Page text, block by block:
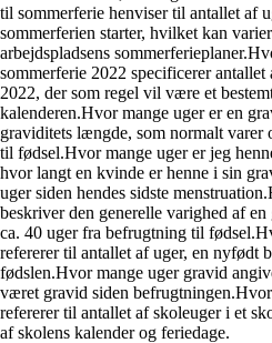
til sommerferie henviser til antallet af
sommerferien starter, hvilket kan
arbejdspladsens
sommerferie 2022 specificerer
2022, der som regel vil være et
kalenderen.Hvor mange uger er en
graviditets længde, som normalt
til fødsel.Hvor mange uger er jeg
hvor langt en kvinde er henne i sin
uger siden hendes sidste
beskriver den generelle varighed af
ca. 40 uger fra befrugtning til
refererer til antallet af uger, en nyfødt
fødslen.Hvor mange uger gravid
været gravid siden
refererer til antallet af skoleuger i et
af skolens kalender og feriedage.